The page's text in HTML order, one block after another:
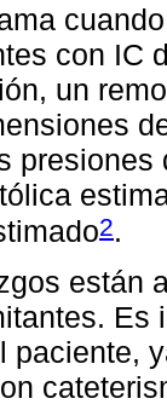
con IC
un
2.
están
Es
paciente,